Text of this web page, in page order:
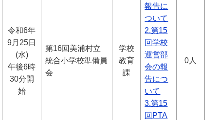
令和6年
9月25日
(水)
午後6時
30分開
始
第16回美浦村立
統合小学校準備員
会
学校
教育
課
報告に
ついて
2.第15
回学校
運営部
会の報
告につ
いて
3.第15
回PTA
0人